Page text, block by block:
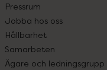
Pressrum
Jobba hos oss
Hållbarhet
Samarbeten
Ägare och ledningsgrupp